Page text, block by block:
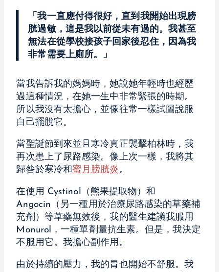
「我一直應付得很好，直到我開始出現膀
胱過敏，這是我以前從未有過的。我甚至
無法在從學校接孩子回家後忍住，因為我
非常需要上廁所。」
當我告訴我的媽媽時，她說她年輕時也經歷
過這種情況，在她一生中非常緊張的時期。
所以我沒有太擔心，並像往常一樣試圖說服
自己擺脫它。
當聖誕節到來並且寒冷真正襲擊柏林時，我
再次患上了尿路感染。像上次一樣，我將其
歸咎於寒冷和蜜月膀胱炎 。
在使用 Cystinol（熊果提取物）和
Angocin（另一種用於治療尿路感染的草藥補
充劑）等草藥無效後，我的醫生建議我服用
Monurol，一種單劑量抗生素。但是，我決定
不服用它。我擔心副作用。
由於持續的壓力，我的胃也開始不舒服。我